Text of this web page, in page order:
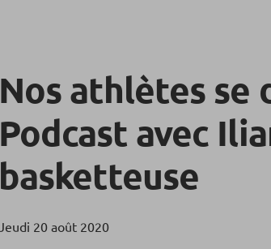
Nos athlètes
Podcast avec
basketteuse
Jeudi 20 août 2020